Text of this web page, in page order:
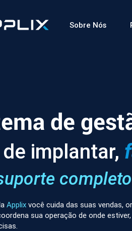
Sobre Nós
Applix você cuida das suas vendas,
sua operação de onde
de
de implantar,
completo